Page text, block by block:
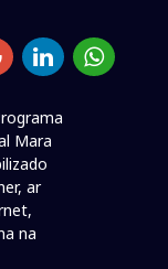
Mara
ar
na